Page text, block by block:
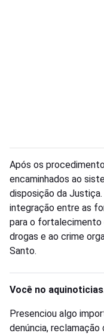
Após os
encaminhados ao
disposição da
integração entre as
para o
drogas e ao crime
Santo.
Você no
Presenciou algo
denúncia, reclamação